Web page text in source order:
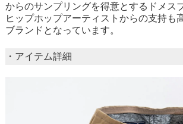
からのサンプリングを得意とするドメス
ヒップホップアーティストからの支持も
ブランドとなっています。
・アイテム詳細